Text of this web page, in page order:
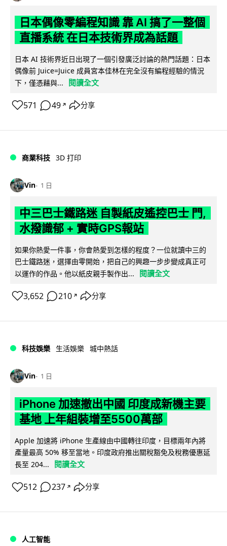
日本偶像零編程知識 靠 AI 搞了一整個
直播系統 在日本技術界成為話題
日本 AI 技術界近日出現了一個引發廣泛討論的熱門話題：日本
偶像前 Juice=Juice 成員宮本佳林在完全沒有編程經驗的情況
下，僅憑藉與...
閱讀全文
571 49 ↗ 分享
商業科技 3D 打印
Vin 1 日
中三巴士鐵路迷 自製紙皮遙控巴士 門,
水撥識郁 + 實時GPS報站
如果你熱愛一件事，你會熱愛到怎樣的程度？一位就讀中三的
巴士鐵路迷，選擇由零開始，把自己的興趣一步步變成真正可
以運作的作品。他以紙皮親手製作出...
閱讀全文
3,652 210 ↗ 分享
科技娛樂 生活娛樂 城中熱話
Vin 1 日
iPhone 加速撤出中國 印度成新機主要
基地 上年組裝增至5500萬部
Apple 加速將 iPhone 生產線由中國轉往印度，目標兩年內將
產量最高 50% 移至當地。印度政府推出關稅豁免及稅務優惠延
長至 204...
閱讀全文
512 237 ↗ 分享
人工智能